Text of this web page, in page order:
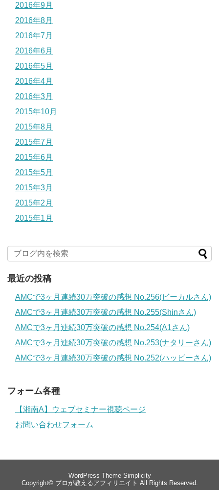
2016年9月
2016年8月
2016年7月
2016年6月
2016年5月
2016年4月
2016年3月
2015年10月
2015年8月
2015年7月
2015年6月
2015年5月
2015年3月
2015年2月
2015年1月
最近の投稿
AMCで3ヶ月連続30万突破の感想 No.256(ビーカルさん)
AMCで3ヶ月連続30万突破の感想 No.255(Shinさん)
AMCで3ヶ月連続30万突破の感想 No.254(A1さん)
AMCで3ヶ月連続30万突破の感想 No.253(ナタリーさん)
AMCで3ヶ月連続30万突破の感想 No.252(ハッピーさん)
フォーム各種
【湘南A】ウェブセミナー視聴ページ
お問い合わせフォーム
WordPress Theme Simplicity
Copyright© プロが教えるアフィリエイト All Rights Reserved.